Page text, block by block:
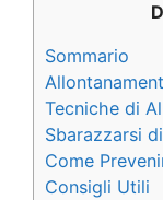
Sommario
Tecniche di
Sbarazzarsi
Come
Consigli Utili